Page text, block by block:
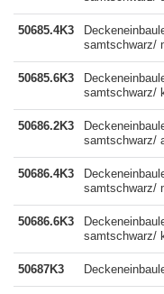
50685.4K3
samtschwarz/
50685.6K3
samtschwarz/
50686.2K3
samtschwarz/
50686.4K3
samtschwarz/
50686.6K3
samtschwarz/
50687K3